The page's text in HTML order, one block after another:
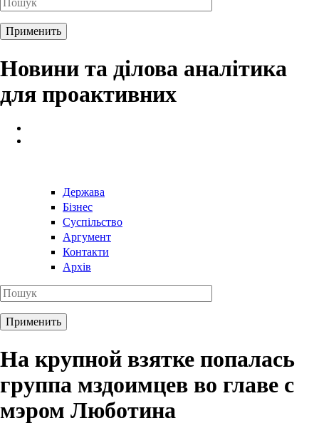
Новини та ділова аналітика
для проактивних
Держава
Бізнес
Суспільство
Аргумент
Контакти
Архів
На крупной взятке попалась
группа мздоимцев во главе с
мэром Люботина